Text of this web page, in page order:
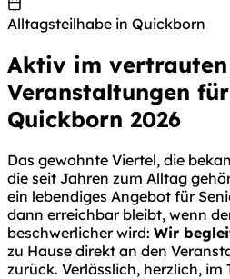
Alltagsteilhabe in Quickborn
Aktiv im
Veranstaltungen
Quickborn 2026
Das gewohnte Viertel, die
die seit Jahren zum Alltag
ein lebendiges Angebot für
dann erreichbar bleibt, wenn
beschwerlicher wird: Wir
zu Hause direkt an den
zurück. Verlässlich, herzlich, im